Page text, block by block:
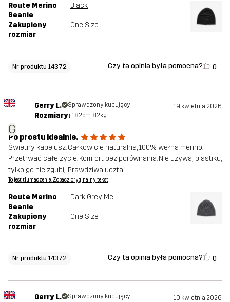
Route Merino
Beanie
Black
Zakupiony
rozmiar
One Size
Nr produktu 14372 Czy ta opinia była pomocna? 0
G
Gerry L. Sprawdzony kupujący 19 kwietnia 2026
Rozmiary: 182cm, 82kg
Po prostu idealnie.
Świetny kapelusz. Całkowicie naturalna, 100% wełna merino.
Przetrwać całe życie. Komfort bez porównania. Nie używaj plastiku,
tylko go nie zgubij. Prawdziwa uczta.
To jest tłumaczenie. Zobacz oryginalny tekst
Route Merino
Beanie
Dark Grey Melange
Zakupiony
rozmiar
One Size
Nr produktu 14372 Czy ta opinia była pomocna? 0
Gerry L. Sprawdzony kupujący 10 kwietnia 2026